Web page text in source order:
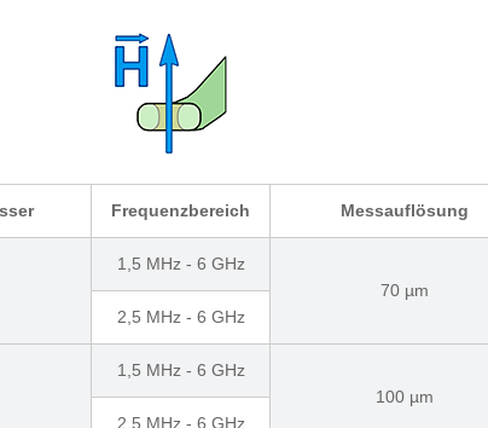
Frequenzbereich Messauflösung
1,5 MHz - 6 GHz
70 µm
2,5 MHz - 6 GHz
1,5 MHz - 6 GHz
100 µm
2,5 MHz - 6 GHz